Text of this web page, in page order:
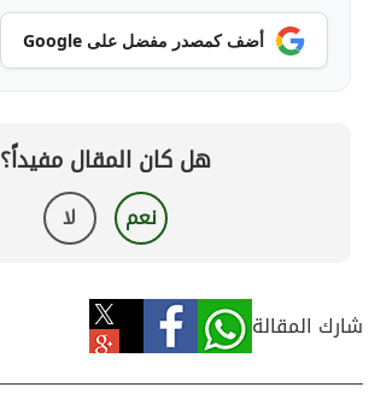
أضف كمصدر مفضل على Google
هل كان المقال مفيداً؟
نعم لا
شارك المقالة